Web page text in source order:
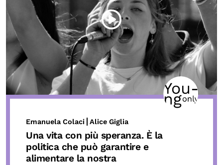
Emanuela Colaci Alice Giglia
Una vita con più speranza. È la
politica che può garantire e
alimentare la nostra